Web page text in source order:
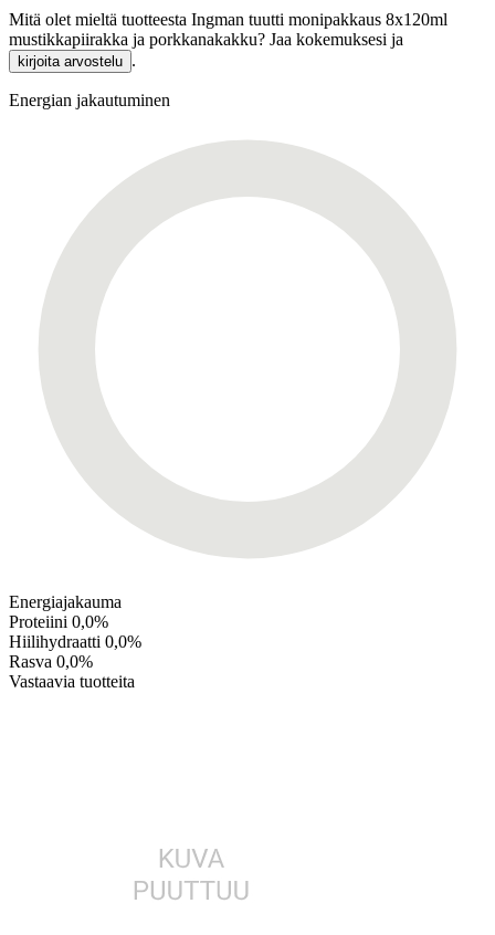
Mitä olet mieltä tuotteesta Ingman tuutti monipakkaus 8x120ml
mustikkapiirakka ja porkkanakakku? Jaa kokemuksesi ja
kirjoita arvostelu .
Energian jakautuminen
Energiajakauma
Proteiini 0,0%
Hiilihydraatti 0,0%
Rasva 0,0%
Vastaavia tuotteita